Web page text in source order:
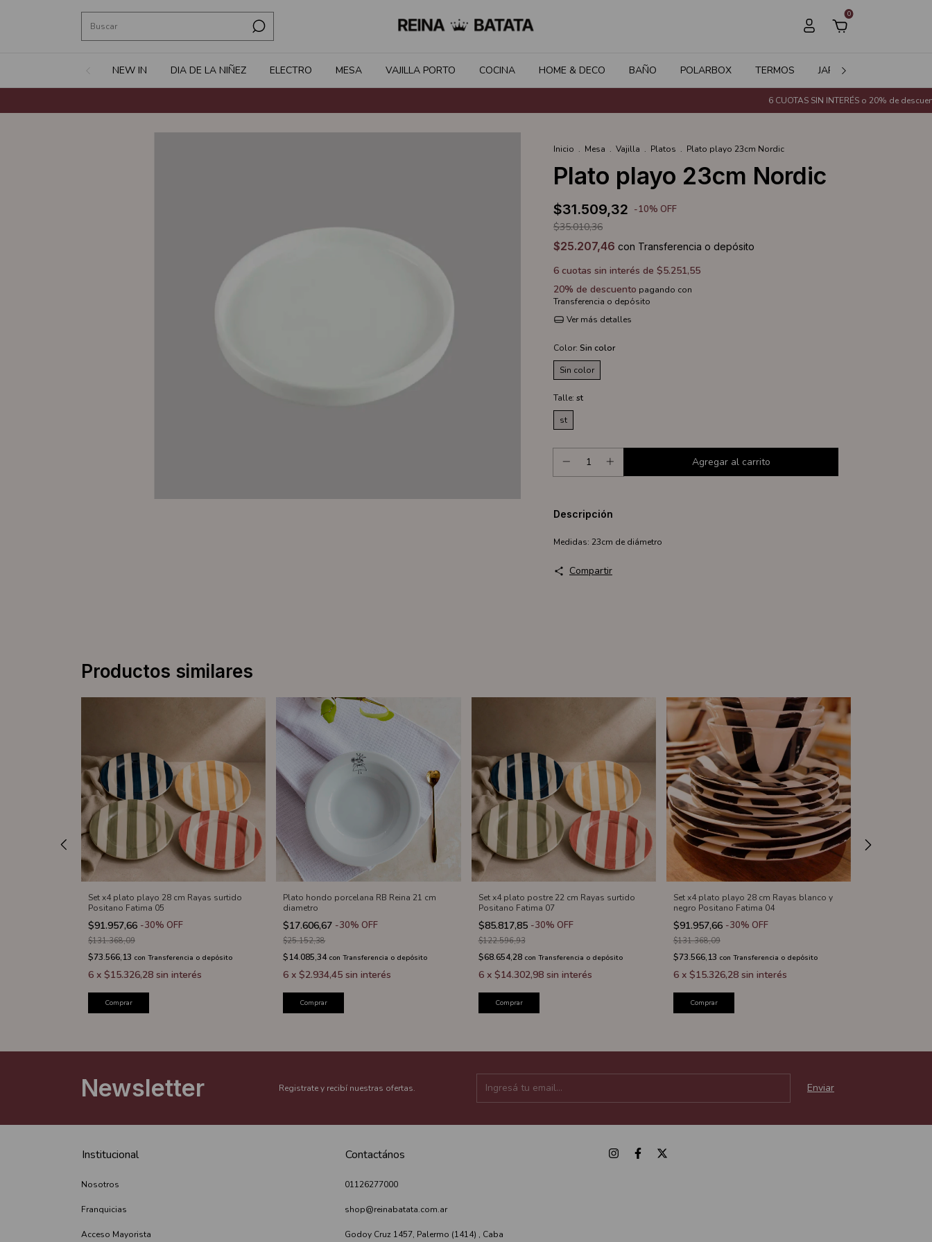
0
NEW IN DIA DE LA NIÑEZ ELECTRO MESA VAJILLA PORTO COCINA HOME & DECO BAÑO POLARBOX TERMOS JARDÍN
6 CUOTAS SIN INTERÉS o 20% de
Inicio . Mesa . Vajilla . Platos . Plato playo 23cm Nordic
Plato playo 23cm Nordic
$31.509,32 -10% OFF
$35.010,36
$25.207,46 con Transferencia o depósito
6 cuotas sin interés de $5.251,55
20% de descuento pagando con
Transferencia o depósito
Ver más detalles
Color: Sin color
Sin color
Talle: st
st
Descripción
Medidas: 23cm de diámetro
Compartir
Productos similares
Set x4 plato playo 28 cm Rayas surtido
Positano Fatima 05
$91.957,66 -30% OFF
$131.368,09
$73.566,13 con Transferencia o depósito
6 x $15.326,28 sin interés
Comprar
Plato hondo porcelana RB Reina 21 cm
diametro
$17.606,67 -30%OFF
$25.152,38
$14.085,34 con Transferencia o depósito
6 x$2.934,45 sin interés
Comprar
Set x4 plato postre 22 cm Rayas surtido
Positano Fatima 07
$85.817,85 -30% OFF
$122.596,93
$68.654,28 con Transferencia o depósito
6 x $14.302,98 sin interés
Comprar
Set x4 plato playo 28 cm Rayas blanco y
negro Positano Fatima 04
$91.957,66 -30% OFF
$131.368,09
$73.566,13 con Transferencia o depósito
6 x $15.326,28 sin interés
Comprar
Newsletter Registrate y recibí nuestras ofertas.
Institucional
Nosotros
Franquicias
Acceso Mayorista
Contactános
01126277000
shop@reinabatata.com.ar
Godoy Cruz 1457, Palermo (1414) , Caba